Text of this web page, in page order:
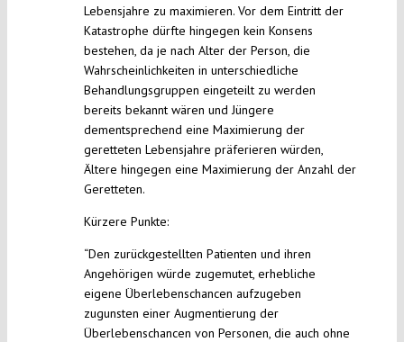
Lebensjahre zu maximieren. Vor dem Eintritt der
Katastrophe dürfte hingegen kein Konsens
bestehen, da je nach Alter der Person, die
Wahrscheinlichkeiten in unterschiedliche
Behandlungsgruppen eingeteilt zu werden
bereits bekannt wären und Jüngere
dementsprechend eine Maximierung der
geretteten Lebensjahre präferieren würden,
Ältere hingegen eine Maximierung der Anzahl der
Geretteten.
Kürzere Punkte:
“Den zurückgestellten Patienten und ihren
Angehörigen würde zugemutet, erhebliche
eigene Überlebenschancen aufzugeben
zugunsten einer Augmentierung der
Überlebenschancen von Personen, die auch ohne